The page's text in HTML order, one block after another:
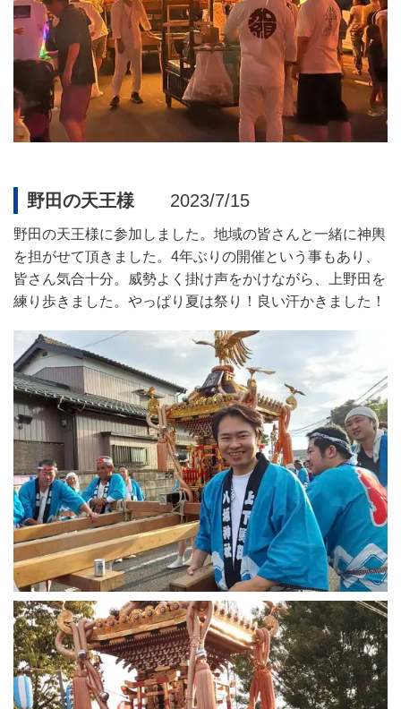
野田の天王様 2023/7/15
野田の天王様に参加しました。地域の皆さんと一緒に神輿
を担がせて頂きました。 4年ぶりの開催という事もあり、
皆さん気合十分。威勢よく掛け声をかけながら、上野田を
練り歩きました。やっぱり夏は祭り！良い汗かきました！